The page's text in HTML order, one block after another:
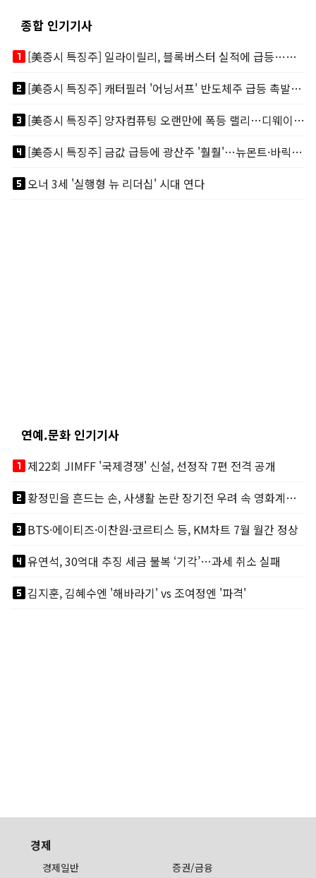
종합 인기기사
looks_one
[美증시 특징주] 일라이릴리, 블록버스터 실적에 급등…마운자로 매출 폭발
looks_two
[美증시 특징주] 캐터필러 '어닝서프' 반도체주 급등 촉발…"AI 데이터센터 건설 강력"
looks_3
[美증시 특징주] 양자컴퓨팅 오랜만에 폭등 랠리…디웨이브·아이온큐 주도
looks_4
[美증시 특징주] 금값 급등에 광산주 '훨훨'…뉴몬트·바릭마이닝 주도
looks_5오너 3세 '실행형 뉴 리더십' 시대 연다
연예.문화 인기기사
looks_one제22회 JIMFF '국제경쟁' 신설, 선정작 7편 전격 공개
looks_two
황정민을 흔드는 손, 사생활 논란 장기전 우려 속 영화계도 리스크
looks_3BTS·에이티즈·이찬원·코르티스 등, KM차트 7월 월간 정상
looks_4유연석, 30억대 추징 세금 불복 ‘기각’…과세 취소 실패
looks_5김지훈, 김혜수엔 '해바라기' vs 조여정엔 '파격'
경제
경제일반 증권/금융